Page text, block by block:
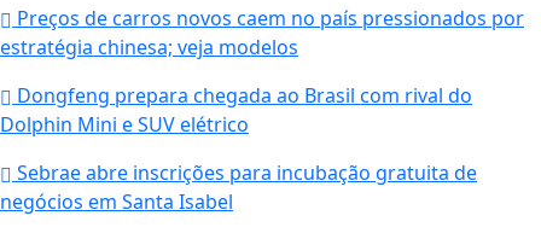
Preços de carros novos caem no país pressionados por
estratégia chinesa; veja modelos
Dongfeng prepara chegada ao Brasil com rival do
Dolphin Mini e SUV elétrico
Sebrae abre inscrições para incubação gratuita de
negócios em Santa Isabel